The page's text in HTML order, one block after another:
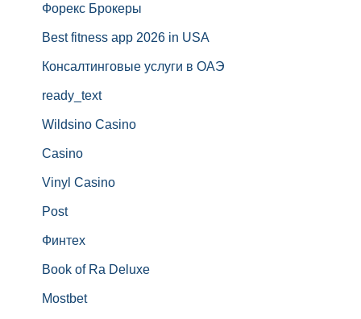
Форекс Брокеры
Best fitness app 2026 in USA
Консалтинговые услуги в ОАЭ
ready_text
Wildsino Casino
Casino
Vinyl Casino
Post
Финтех
Book of Ra Deluxe
Mostbet